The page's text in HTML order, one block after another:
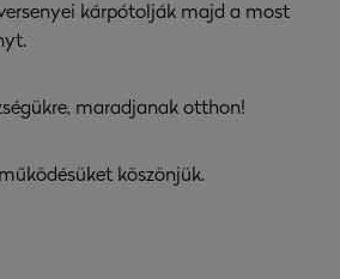
kárpótolják majd a most
maradjanak otthon!
köszönjük.